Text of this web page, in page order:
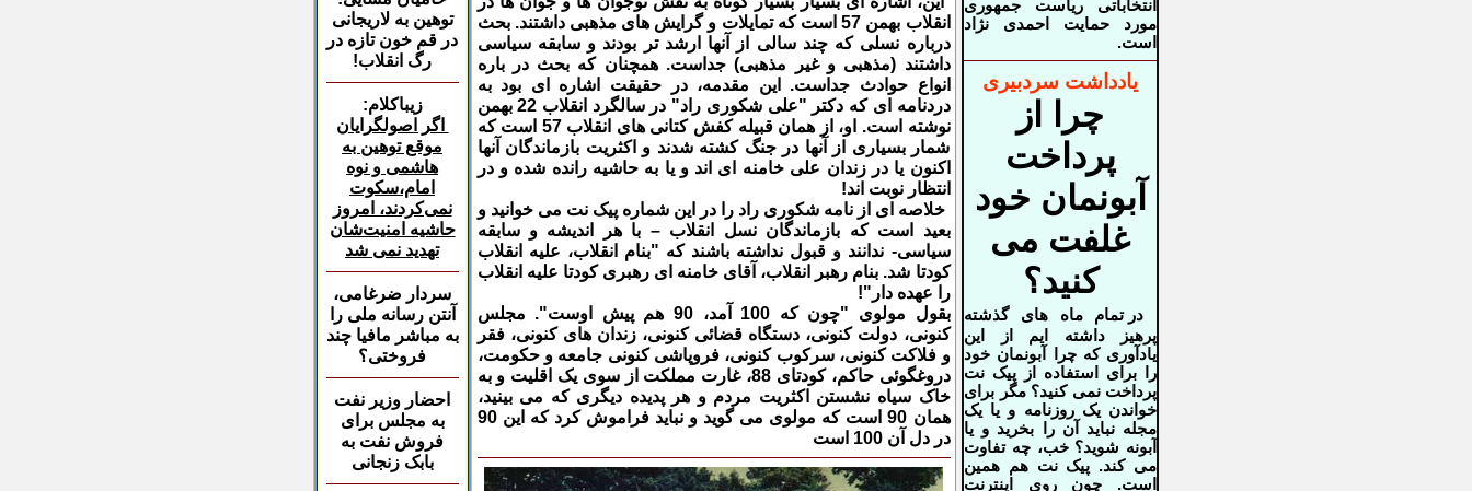
توهین به لاریجانی
در قم خون تازه در
رگ انقلاب!
زیباکلام:
اگر اصولگرایان
موقع توهین به
هاشمی و نوه
امام،سکوت
نمی‌کردند، امروز
حاشیه امنیت‌شان
تهدید نمی شد
سردار ضرغامی،
آنتنرسانه ملی را
به مباشر مافیا چند
فروختی؟
احضار وزیر نفت
به مجلس برای
فروش نفت به
بابک زنجانی
انقلاب بهمن 57 است که تمایلات و گرایش های مذهبی داشتند. بحث
درباره نسلی که چند سالی از آنها ارشد تر بودند و سابقه سیاسی
داشتند (مذهبی و غیر مذهبی) جداست. همچنان که بحث در باره
انواع حوادث جداست. این مقدمه، در حقیقت اشاره ای بود به
دردنامه ای که دکتر "علی شکوری راد" در سالگرد انقلاب 22 بهمن
نوشته است. او، از همان قبیله کفش کتانی های انقلاب 57 است که
شمار بسیاری از آنها در جنگ کشته شدند و اکثریت بازماندگان آنها
اکنون یا در زندان علی خامنه ای اند و یا به حاشیه رانده شده و در
انتظار نوبت اند!
خلاصه ای از نامه شکوری راد را در این شماره پیک نت می خوانید و
بعید است که بازماندگان نسل انقلاب – با هر اندیشه و سابقه
سیاسی- ندانند و قبول نداشته باشند که "بنام انقلاب، علیه انقلاب
کودتا شد. بنام رهبر انقلاب، آقای خامنه ای رهبری کودتا علیه انقلاب
را عهده دار !"
بقول مولوی "چون که 100 آمد، 90 هم پیش اوست". مجلس
کنونی، دولت کنونی، دستگاه قضائی کنونی، زندان های کنونی، فقر
و فلاکت کنونی، سرکوب کنونی، فروپاشی کنونی جامعه و حکومت،
دروغگوئی حاکم، کودتای 88، غارت مملکت از سوی یک اقلیت و به
خاک سیاه نشستن اکثریت مردم و هر پدیده دیگری که می بینید،
همان 90 است که مولوی می گوید و نباید فراموش کرد که این 90
در دل آن 100 است
انتخاباتی ریاست جمهوری
مورد حمایت احمدی نژاد
است.
یادداشت سردبیری
چرا از
پرداخت
آبونمان خود
غلفت می
کنید؟
در تمام ماه های گذشته
پرهیز داشته ایم از این
یادآوری که چرا آبونمان خود
را برای استفاده از پیک نت
پرداخت نمی کنید؟ مگر برای
خواندن یک روزنامه و یا یک
مجله نباید آن را بخرید و یا
آبونه شوید؟ خب، چه تفاوت
می کند. پیک نت هم همین
است. چون روی اینترنت